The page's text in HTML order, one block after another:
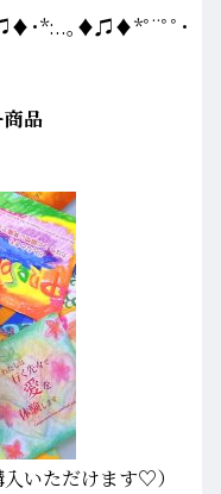
･*:..｡♦♫♦*ﾟ¨ﾟﾟ･
品
いただけます♡）